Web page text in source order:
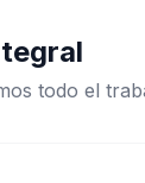
todo el